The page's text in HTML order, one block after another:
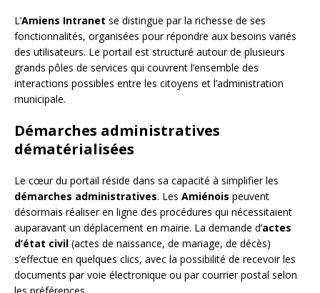
L’Amiens Intranet se distingue par la richesse de ses
fonctionnalités, organisées pour répondre aux besoins variés
des utilisateurs. Le portail est structuré autour de plusieurs
grands pôles de services qui couvrent l’ensemble des
interactions possibles entre les citoyens et l’administration
municipale.
Démarches administratives
dématérialisées
Le cœur du portail réside dans sa capacité à simplifier les
démarches administratives. Les Amiénois peuvent
désormais réaliser en ligne des procédures qui nécessitaient
auparavant un déplacement en mairie. La demande d’actes
d’état civil (actes de naissance, de mariage, de décès)
s’effectue en quelques clics, avec la possibilité de recevoir les
documents par voie électronique ou par courrier postal selon